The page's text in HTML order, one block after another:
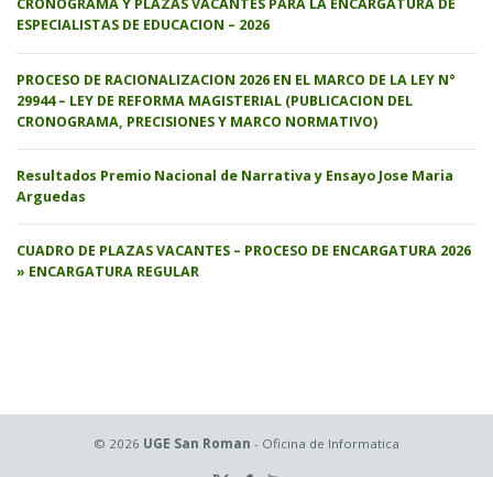
CRONOGRAMA Y PLAZAS VACANTES PARA LA ENCARGATURA DE
ESPECIALISTAS DE EDUCACION – 2026
PROCESO DE RACIONALIZACION 2026 EN EL MARCO DE LA LEY N°
29944 – LEY DE REFORMA MAGISTERIAL (PUBLICACION DEL
CRONOGRAMA, PRECISIONES Y MARCO NORMATIVO)
Resultados Premio Nacional de Narrativa y Ensayo Jose Maria
Arguedas
CUADRO DE PLAZAS VACANTES – PROCESO DE ENCARGATURA 2026
» ENCARGATURA REGULAR
© 2026 UGE San Roman - Oficina de Informatica